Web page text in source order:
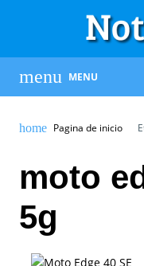
MENU
Pagina de inicio
moto
5g